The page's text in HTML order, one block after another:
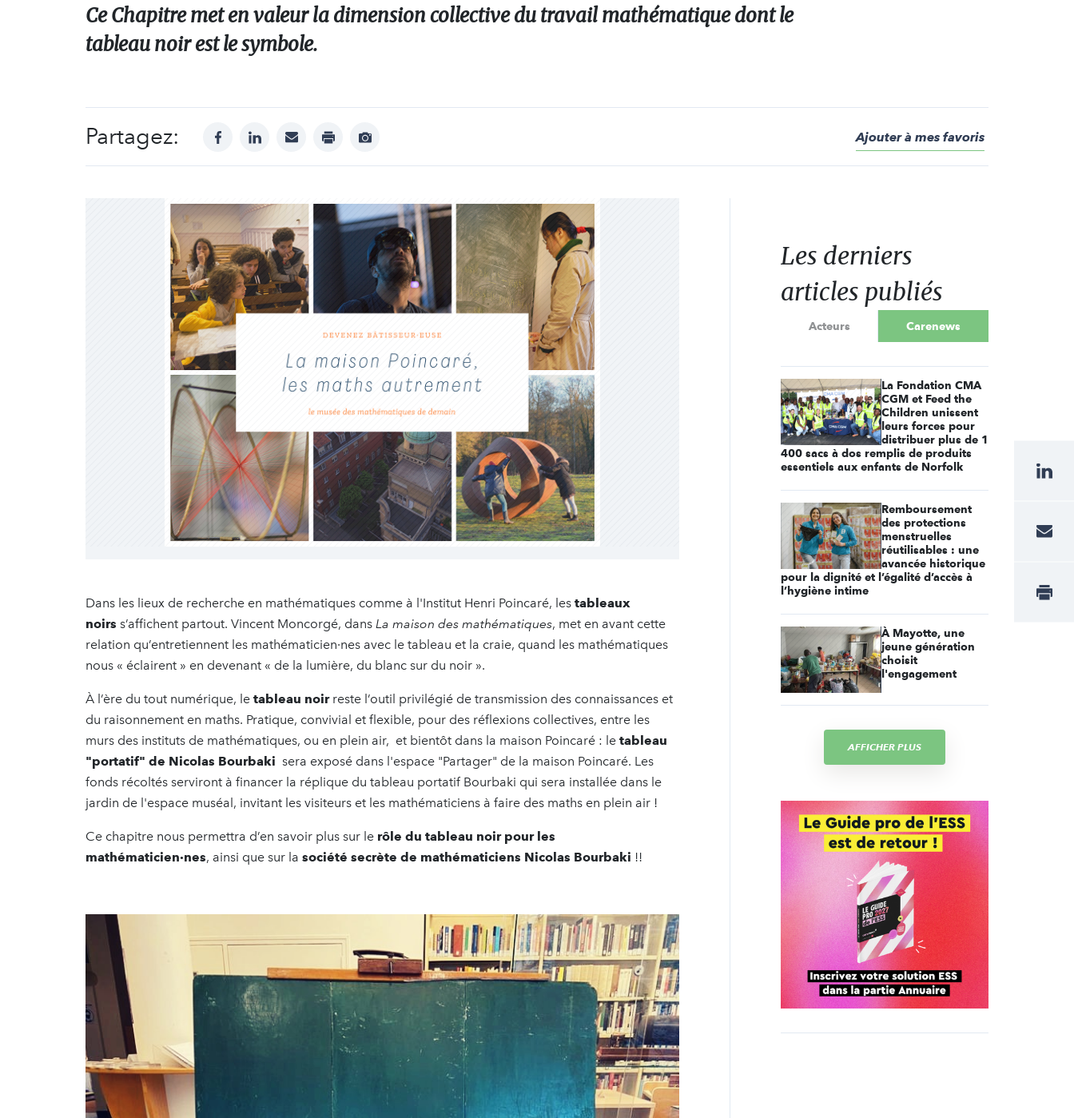
Ce Chapitre met en valeur la dimension collective du travail mathématique dont le
tableau noir est le symbole.
Partagez: facebooklinkedinmail print
Afficher
Ajouter à mes favoris
Dans les lieux de recherche en mathématiques comme à l'Institut Henri Poincaré, les tableaux
noirs s’affichent partout. Vincent Moncorgé, dans La maison des mathématiques, met en avant cette
relation qu’entretiennent les mathématicien·nes avec le tableau et la craie, quand les mathématiques
nous « éclairent » en devenant « de la lumière, du blanc sur du noir ».
À l’ère du tout numérique, le tableau noirreste l’outil privilégié de transmission des connaissances et
du raisonnement en maths. Pratique, convivial et flexible, pour des réflexions collectives, entre les
murs des instituts de mathématiques, ou en plein air, et bientôt dans la maison Poincaré : le tableau
"portatif" de Nicolas Bourbaki sera exposé dans l'espace "Partager" de la maison Poincaré. Les
fonds récoltés serviront à financer la réplique du tableau portatif Bourbaki qui sera installée dans le
jardin de l'espace muséal, invitant les visiteurs et les mathématiciens à faire des maths en plein air !
Ce chapitre nous permettra d’en savoir plus sur le rôle du tableau noir pour les
mathématicien·nes, ainsi que sur la société secrète de mathématiciens Nicolas Bourbaki !!
Les derniers
articles publiés
Acteurs Carenews
La Fondation CMA
CGM et Feed the
Children unissent
leurs forces pour
distribuer plus de 1
400 sacs à dos remplis de produits
essentiels aux enfants de Norfolk
Remboursement
des protections
menstruelles
réutilisables : une
avancée historique
pour la dignité et l’égalité d’accès à
l’hygiène intime
À Mayotte, une
jeune génération
choisit
l'engagement
AFFICHER PLUS